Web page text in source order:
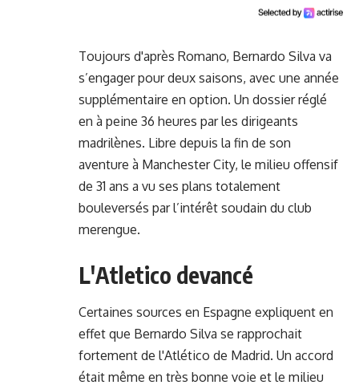
Toujours d'après Romano, Bernardo Silva va
s’engager pour deux saisons, avec une année
supplémentaire en option. Un dossier réglé
en à peine 36 heures par les dirigeants
madrilènes. Libre depuis la fin de son
aventure à Manchester City, le milieu offensif
de 31 ans a vu ses plans totalement
bouleversés par l’intérêt soudain du club
merengue.
L'Atletico devancé
Certaines sources en Espagne expliquent en
effet que Bernardo Silva se rapprochait
fortement de l'Atlético de Madrid. Un accord
était même en très bonne voie et le milieu